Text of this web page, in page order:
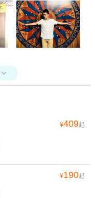

¥409起
¥190起